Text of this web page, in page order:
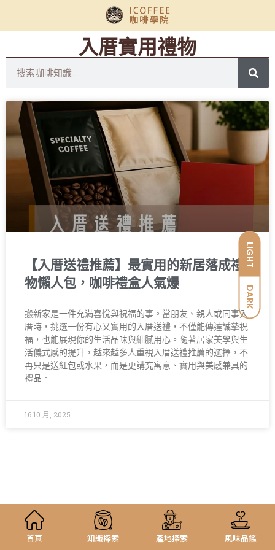
LIGHT
DARK
入厝實用禮物
【入厝送禮推薦】最實用的新居落成禮
物懶人包，咖啡禮盒人氣爆
搬新家是一件充滿喜悅與祝福的事。當朋友、親人或同事入
厝時，挑選一份有心又實用的入厝送禮，不僅能傳達誠摯祝
福，也能展現你的生活品味與細膩用心。隨著居家美學與生
活儀式感的提升，越來越多人重視入厝送禮推薦的選擇，不
再只是送紅包或水果，而是更講究寓意、實用與美感兼具的
禮品。
16 10 月, 2025
首頁 知識探索 產地探索 風味品鑑